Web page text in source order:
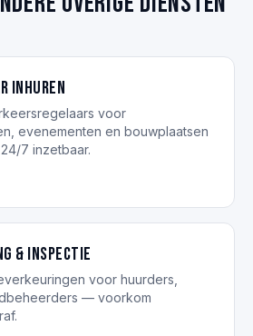
inhuren
voor
evenementen en bouwplaatsen
7 inzetbaar.
& inspectie
voor huurders,
— voorkom